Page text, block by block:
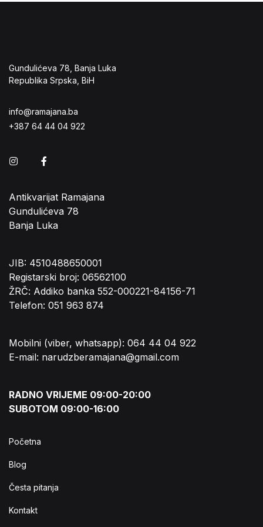
Gundulićeva 78, Banja Luka
Republika Srpska, BiH
info@ramajana.ba
+387 64 44 04 922
Instagram
Antikvarijat Ramajana
Gundulićeva 78
Banja Luka
JIB: 4510488650001
Registarski broj: 06562100
ŽRČ: Addiko banka 552-000221-84156-71
Telefon: 051 963 874
Mobilni (viber, whatsapp): 064 44 04 922
E-mail: narudzberamajana@gmail.com
RADNO VRIJEME 09:00-20:00
SUBOTOM 09:00-16:00
Početna
Blog
Česta pitanja
Kontakt